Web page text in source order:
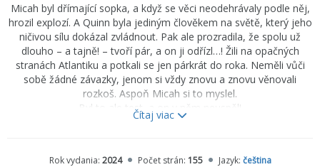
Micah byl dřímající sopka, a když se věci neodehrávaly podle něj,
hrozil explozí. A Quinn byla jediným člověkem na světě, který jeho
ničivou sílu dokázal zvládnout. Pak ale prozradila, že spolu už
dlouho – a tajně! – tvoří pár, a on ji odřízl…! Žili na opačných
stranách Atlantiku a potkali se jen párkrát do roka. Neměli vůči
sobě žádné závazky, jenom si vždy znovu a znovu věnovali
rozkoš. Aspoň Micah si to myslel.
Byl to ale test, a on v něm neuspěl!
Jenže toho měli s Quinn za sebou tolik, že zapomenout nemohli.
Čítaj viac
Rok vydania: 2024 Počet strán: 155 Jazyk: čeština